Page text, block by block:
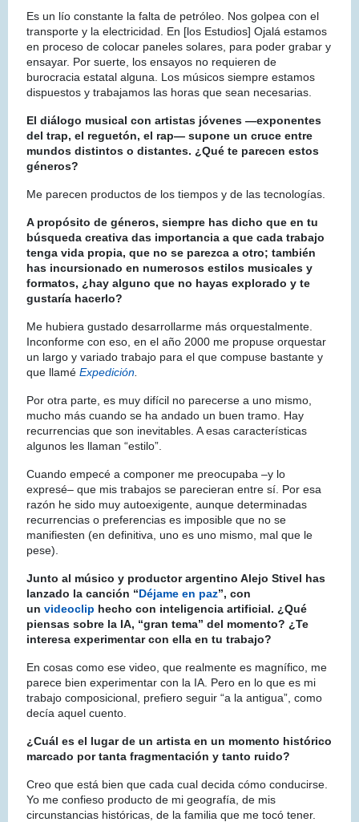
Es un lío constante la falta de petróleo. Nos golpea con el
transporte y la electricidad. En [los Estudios] Ojalá estamos
en proceso de colocar paneles solares, para poder grabar y
ensayar. Por suerte, los ensayos no requieren de
burocracia estatal alguna. Los músicos siempre estamos
dispuestos y trabajamos las horas que sean necesarias.
El diálogo musical con artistas jóvenes —exponentes
del trap, el reguetón, el rap— supone un cruce entre
mundos distintos o distantes. ¿Qué te parecen estos
géneros?
Me parecen productos de los tiempos y de las tecnologías.
A propósito de géneros, siempre has dicho que en tu
búsqueda creativa das importancia a que cada trabajo
tenga vida propia, que no se parezca a otro; también
has incursionado en numerosos estilos musicales y
formatos, ¿hay alguno que no hayas explorado y te
gustaría hacerlo?
Me hubiera gustado desarrollarme más orquestalmente.
Inconforme con eso, en el año 2000 me propuse orquestar
un largo y variado trabajo para el que compuse bastante y
que llamé Expedición
Por otra parte, es muy difícil no parecerse a uno mismo,
mucho más cuando se ha andado un buen tramo. Hay
recurrencias que son inevitables. A esas características
algunos les llaman “estilo”.
Cuando empecé a componer me preocupaba –y lo
expresé– que mis trabajos se parecieran entre sí. Por esa
razón he sido muy autoexigente, aunque determinadas
recurrencias o preferencias es imposible que no se
manifiesten (en definitiva, uno es uno mismo, mal que le
pese).
Junto al músico y productor argentino Alejo Stivel has
lanzado la canción “Déjame en paz”, con
un videoclip hecho con inteligencia artificial. ¿Qué
piensas sobre la IA, “gran tema” del momento? ¿Te
interesa experimentar con ella en tu trabajo?
En cosas como ese video, que realmente es magnífico, me
parece bien experimentar con la IA. Pero en lo que es mi
trabajo composicional, prefiero seguir “a la antigua”, como
decía aquel cuento.
¿Cuál es el lugar de un artista en un momento histórico
marcado por tanta fragmentación y tanto ruido?
Creo que está bien que cada cual decida cómo conducirse.
Yo me confieso producto de mi geografía, de mis
circunstancias históricas, de la familia que me tocó tener.